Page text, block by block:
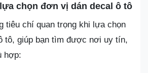
chọn đơn vị dán decal ô tô
tiêu chí quan trọng khi lựa chọn
tô, giúp bạn tìm được nơi uy tín,
hợp: